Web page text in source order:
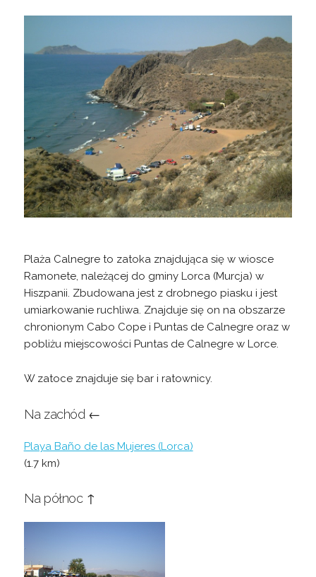
Plaża Calnegre to zatoka znajdująca się w wiosce
Ramonete, należącej do gminy Lorca (Murcja) w
Hiszpanii. Zbudowana jest z drobnego piasku i jest
umiarkowanie ruchliwa. Znajduje się on na obszarze
chronionym Cabo Cope i Puntas de Calnegre oraz w
pobliżu miejscowości Puntas de Calnegre w Lorce.
W zatoce znajduje się bar i ratownicy.
Na zachód ←
Playa Baño de las Mujeres (Lorca)
(1.7 km)
Na północ ↑